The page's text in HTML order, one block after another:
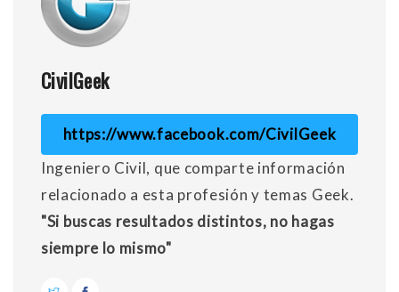
CivilGeek
https://www.facebook.com/CivilGeek
Ingeniero Civil, que comparte información
relacionado a esta profesión y temas Geek.
"Si buscas resultados distintos, no hagas
siempre lo mismo"